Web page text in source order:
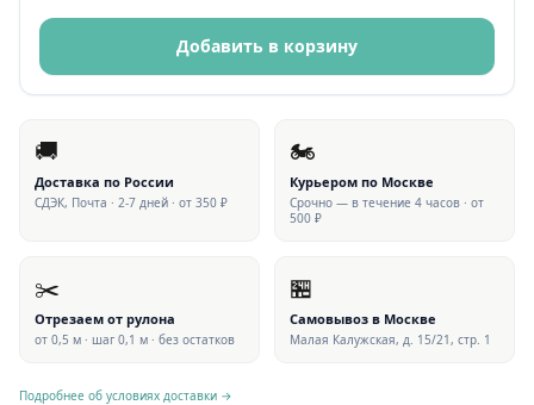
Добавить в корзину
🚚
Доставка по России
СДЭК, Почта · 2-7 дней · от 350 ₽
🏍
Курьером по Москве
Срочно — в течение 4 часов · от
500 ₽
✂️
Отрезаем от рулона
от 0,5 м · шаг 0,1 м · без остатков
🏪
Самовывоз в Москве
Малая Калужская, д. 15/21, стр. 1
Подробнее об условиях доставки →